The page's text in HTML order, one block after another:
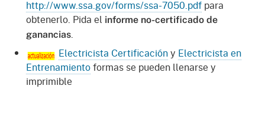
http://www.ssa.gov/forms/ssa-7050.pdf para
obtenerlo. Pida el informe no-certificado de
ganancias.
Electricista Certificacióny Electricista en
Entrenamientoformas se pueden llenarse y
imprimible